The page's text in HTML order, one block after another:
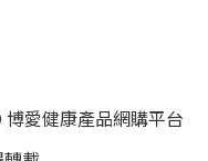
愛健康產品網購平台